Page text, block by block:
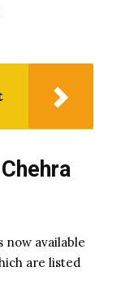
now available
are listed